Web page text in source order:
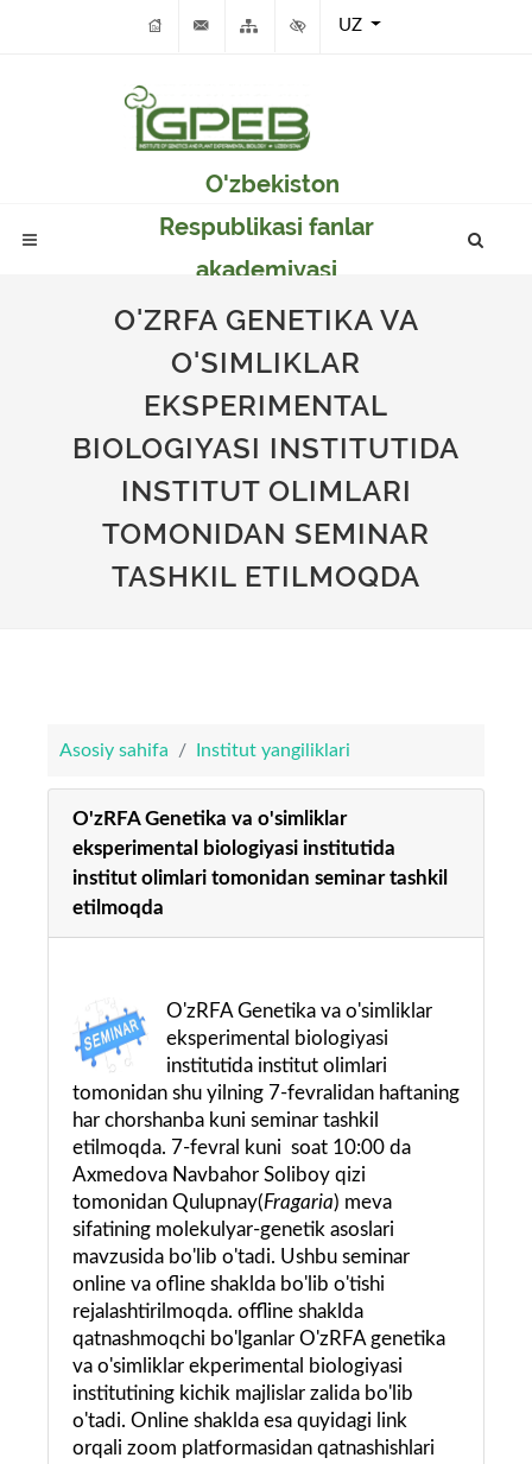
UZ
O'zbekiston
Respublikasi fanlar
akademiyasi
Genetika va o'simlikar
eksperimental
biologiyasi instituti
O'ZRFA GENETIKA VA
O'SIMLIKLAR
EKSPERIMENTAL
BIOLOGIYASI INSTITUTIDA
INSTITUT OLIMLARI
TOMONIDAN SEMINAR
TASHKIL ETILMOQDA
Asosiy sahifa Institut yangiliklari
O'zRFA Genetika va o'simliklar
eksperimental biologiyasi institutida
institut olimlari tomonidan seminar tashkil
etilmoqda
O'zRFA Genetika va o'simliklar
eksperimental biologiyasi
institutida institut olimlari
tomonidan shu yilning 7-fevralidan haftaning
har chorshanba kuni seminar tashkil
etilmoqda. 7-fevral kuni soat 10:00 da
Axmedova Navbahor Soliboy qizi
tomonidan Qulupnay(Fragaria) meva
sifatining molekulyar-genetik asoslari
mavzusida bo'lib o'tadi. Ushbu seminar
online va ofline shaklda bo'lib o'tishi
rejalashtirilmoqda. offline shaklda
qatnashmoqchi bo'lganlar O'zRFA genetika
va o'simliklar ekperimental biologiyasi
institutining kichik majlislar zalida bo'lib
o'tadi. Online shaklda esa quyidagi link
orqali zoom platformasidan qatnashishlari